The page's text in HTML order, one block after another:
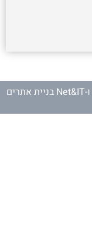
ו- Net&IT בניית אתרים